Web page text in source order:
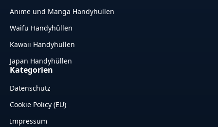
Anime und Manga Handyhüllen
Waifu Handyhüllen
Kawaii Handyhüllen
Japan Handyhüllen
Kategorien
Datenschutz
Cookie Policy (EU)
Impressum